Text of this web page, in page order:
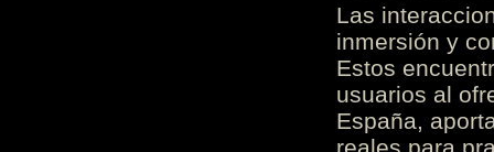
Las
inmersión y
Estos
usuarios al
España,
reales para